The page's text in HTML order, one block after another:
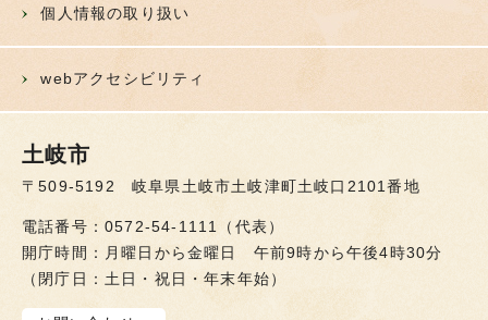
個人情報の取り扱い
webアクセシビリティ
土岐市
〒509-5192 岐阜県土岐市土岐津町土岐口2101番地
電話番号：0572-54-1111（代表）
開庁時間：月曜日から金曜日 午前9時から午後4時30分
（閉庁日：土日・祝日・年末年始）